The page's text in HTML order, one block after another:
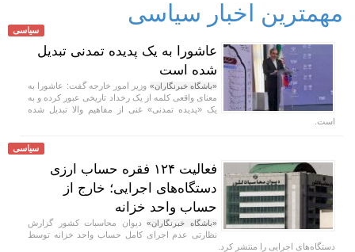
مهمترین اخبار سیاسی
سیاسی
عاشورا به یک پدیده تمدنی تبدیل
شده است
«باشگاه خبرنگاران» وزیر امور خارجه گفت: عاشورا به
معنای واقعی کلمه از یک رخداد تاریخی عبور کرده و به
یک «پدیده تمدنی» غنی از مفاهیم والا تبدیل شده
است.
سیاسی
فعالیت ۱۲۴ فقره حساب ارزی
دستگاه‌های اجرایی؛ خارج از
حساب واحد خزانه
«باشگاه خبرنگاران»دیوان محاسبات کشور گزارش
نظارتی عدم اجرای کامل حساب واحد خزانه توسط
دستگاه‌های اجرایی را منتشر کرد.